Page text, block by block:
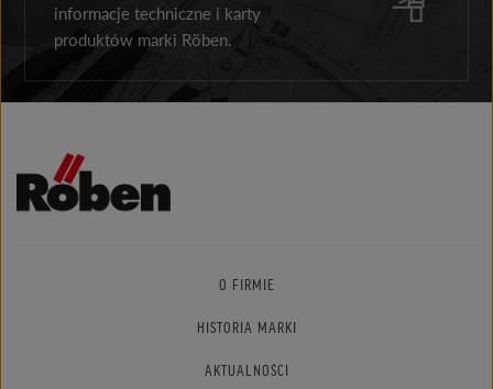
informacje techniczne i karty
produktów marki Röben.
O FIRMIE
HISTORIA MARKI
AKTUALNOŚCI